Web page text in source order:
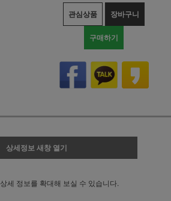
관심상품 장바구니
구매하기
상세정보 새창 열기
상세 정보를 확대해 보실 수 있습니다.